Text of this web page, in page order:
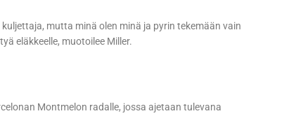
mutta minä olen minä ja pyrin tekemään vain
eläkkeelle, muotoilee Miller.
Montmelon radalle, jossa ajetaan tulevana